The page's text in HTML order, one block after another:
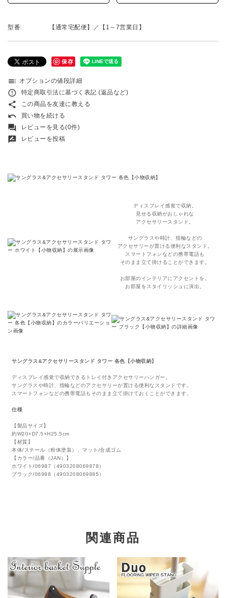
型番: 【通常宅配便】／【1～7営業日】
保存
toc オプションの値段詳細
error_outline 特定商取引法に基づく表記 (返品など)
share この商品を友達に教える
undo 買い物を続ける
forum レビューを見る(0件)
rate_review レビューを投稿
ディスプレイ感覚で収納。
見せる収納がおしゃれな
アクセサリースタンド。
サングラスや時計、指輪などの
アクセサリーが置ける便利なスタンド。
スマートフォンなどの携帯電話も
そのまま立て掛けることができます。
お部屋のインテリアにアクセントを。
お部屋をスタイリッシュに演出。
サングラス&アクセサリースタンド タワー 各色【小物収納】
ディスプレイ感覚で収納できるトレイ付きアクセサリーハンガー。
サングラスや時計、指輪などのアクセサリーが置ける便利なスタンドです。
スマートフォンなどの携帯電話もそのまま立て掛けておくことができます。
仕様
【製品サイズ】
約W20×D7.5×H25.5cm
【材質】
本体/スチール（粉体塗装）、マット/合成ゴム
【カラー/品番（JAN）】
ホワイト/06987（4903208069878）
ブラック/06988（4903208069885）
関連商品